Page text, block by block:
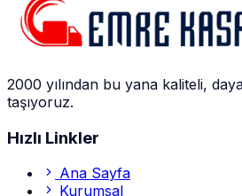
2000 yılından bu yana kaliteli,
taşıyoruz.
Hızlı Linkler
Ana Sayfa
Kurumsal